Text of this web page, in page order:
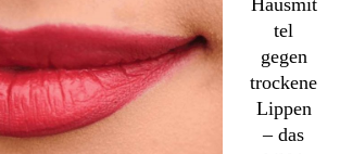
tel
gegen
trockene
Lippen
– das